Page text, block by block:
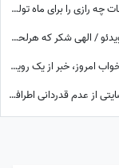
گردونه شانس امروز پنج‌شنبه 15 مرداد 1405 ؛ امروز کائنات چه رازی را برای ماه تولد تو فاش کرده؟
شکرگزاری صبحگاهی امروز چهارشنبه 14 مرداد 1405 + ویدئو / الهی شکر که هرلحظه هوامو داشتی؛ حتی لحظاتی که خودم خودمو فراموش کرده بودم
تعبیر خواب روزانه؛ متولد کدام ماهی؟ این 3 نشانه در خواب امروز، خبر از یک رویداد بزرگ می‌دهند! / پنج‌شنبه 15 مرداد 1405
فال روزانه امروز پنج‌شنبه 15 مرداد 1405 / احساس نارضایتی از عدم قدردانی اطرافیان، امری طبیعی است، اما ...